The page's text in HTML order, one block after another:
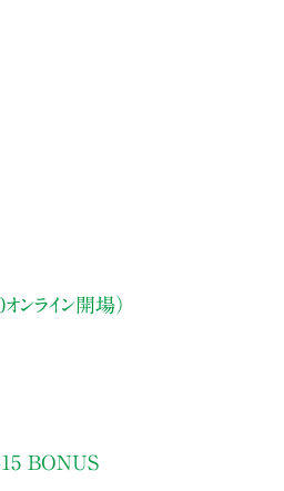
ンライン開場）
BONUS